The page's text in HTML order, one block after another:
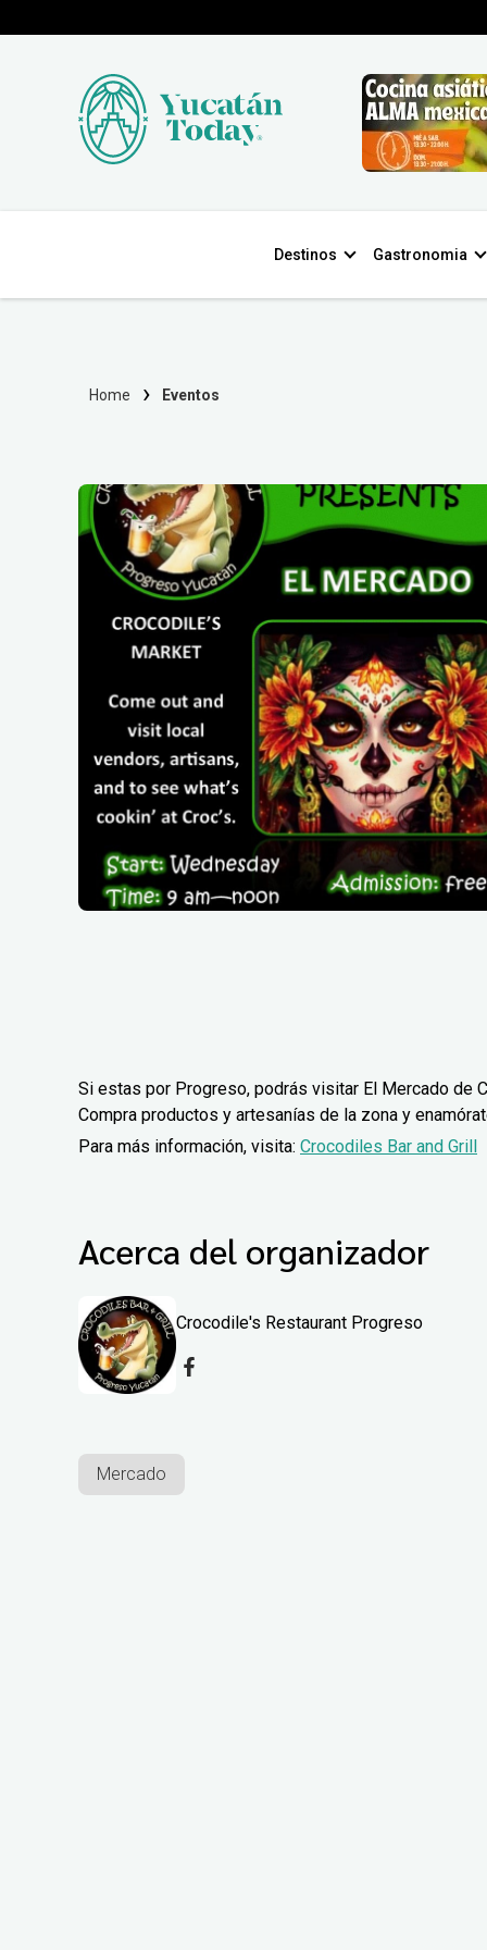
Destinos Gastronomia
Home Eventos
Si estas por Progreso, podrás visitar El Mercado de
Compra productos y artesanías de la zona y
Para más información, visita: Crocodiles Bar and Grill
Acerca del organizador
Crocodile's Restaurant Progreso
Mercado